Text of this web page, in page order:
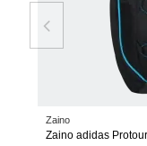
Zaino
Zaino adidas